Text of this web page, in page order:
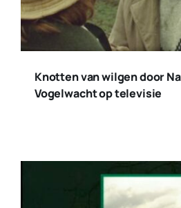
Knotten van wilgen door
Vogelwacht op televisie